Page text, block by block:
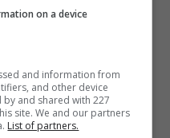
Daily Briefing,
соглашение для
сервиса о
on a device
and information from
and other device
and shared with 227
site. We and our partners
List of partners.